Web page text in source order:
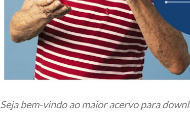
Seja bem-vindo ao maior acervo para